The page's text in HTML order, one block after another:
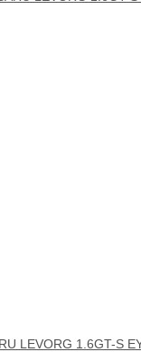
LEVORG 1.6GT-S